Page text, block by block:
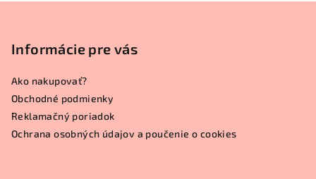
Informácie pre vás
Ako nakupovať?
Obchodné podmienky
Reklamačný poriadok
Ochrana osobných údajov a poučenie o cookies